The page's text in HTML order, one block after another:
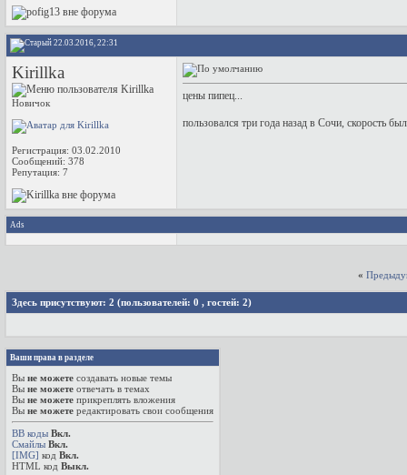
22.03.2016, 22:31
Kirillka
Новичок
Регистрация: 03.02.2010
Сообщений: 378
Репутация: 7
цены пипец...
пользовался три года назад в Сочи, скорость
Ads
«
Здесь присутствуют: 2 (пользователей: 0 , гостей: 2)
Ваши права в разделе
Вы не можете создавать новые темы
Вы не можете отвечать в темах
Вы не можете прикреплять вложения
Вы не можете редактировать свои сообщения
BB коды Вкл.
Смайлы Вкл.
[IMG] код Вкл.
HTML код Выкл.